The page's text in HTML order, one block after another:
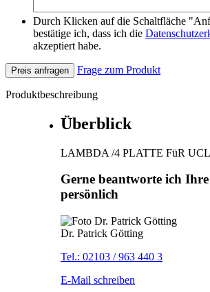
Durch Klicken auf die Schaltfläche
bestätige ich, dass ich die
akzeptiert habe.
Preis anfragen Frage zum Produkt
Produktbeschreibung
Überblick
LAMBDA /4 PLATTE FüR
Gerne beantworte ich
persönlich
Dr. Patrick Götting
Tel.: 02103 / 963 440 3
E-Mail schreiben